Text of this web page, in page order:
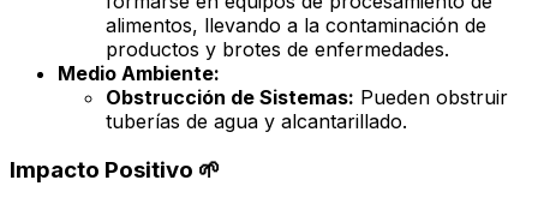
alimentos, llevando a la contaminación de
productos y brotes de enfermedades.
Medio Ambiente:
Obstrucción de Sistemas: Pueden obstruir
tuberías de agua y alcantarillado.
Impacto Positivo 🌱